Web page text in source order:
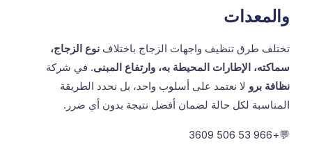
والمعدات
تختلف طرق تنظيف واجهات الزجاج باختلاف نوع الزجاج،
سماكته، الإطارات المحيطة به، وارتفاع المبنى. في شركة
نظافة برو لا نعتمد على أسلوب واحد، بل نحدد الطريقة
المناسبة لكل حالة لضمان أفضل نتيجة بدون أي ضرر.
💬
+966 53 506 3609